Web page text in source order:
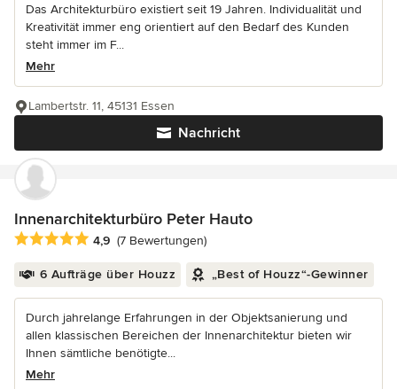
Das Architekturbüro existiert seit 19 Jahren. Individualität und
Kreativität immer eng orientiert auf den Bedarf des Kunden
steht immer im F...
Mehr
Nachricht
Lambertstr. 11, 45131 Essen
Innenarchitekturbüro Peter Hauto
Durchschnittliche Bewertung: 4.9 von 5 Sternen
4,9 (7 Bewertungen)
6 Aufträge über Houzz „Best of Houzz“-Gewinner
Durch jahrelange Erfahrungen in der Objektsanierung und
allen klassischen Bereichen der Innenarchitektur bieten wir
Ihnen sämtliche benötigte...
Mehr